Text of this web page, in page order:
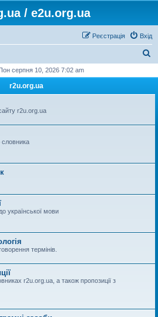
/ e2u.org.ua
Вхід
Реєстрація
у
серпня 10, 2026 7:02 am
r2u.org.ua
r2u.org.ua
української мови
термінів.
r2u.org.ua, а також пропозиції з